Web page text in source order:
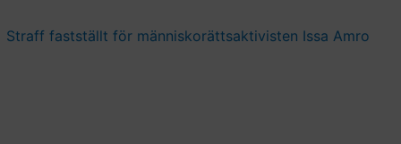
Straff fastställt för människorättsaktivisten Issa Amro